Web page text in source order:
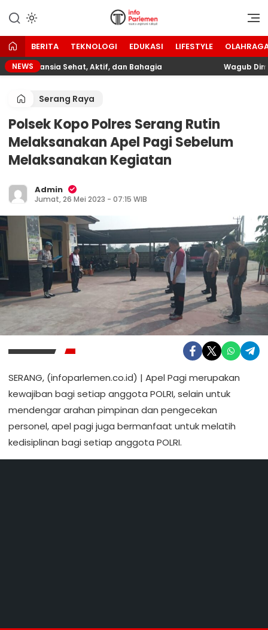
konten
Info Parlemen
Suara Aspirasi Rakyat
BERITA TEKNOLOGI EDUKASI LIFESTYLE
NEWSLansia Sehat, Aktif, dan Bahagia Wagub
Serang Raya
Polsek Kopo Polres Serang Rutin
Melaksanakan Apel Pagi Sebelum
Melaksanakan Kegiatan
Admin
Jumat, 26 Mei 2023 - 07:15 WIB
SERANG, (infoparlemen.co.id) | Apel Pagi merupakan
kewajiban bagi setiap anggota POLRI, selain untuk
mendengar arahan pimpinan dan pengecekan
personel, apel pagi juga bermanfaat untuk melatih
kedisiplinan bagi setiap anggota POLRI.